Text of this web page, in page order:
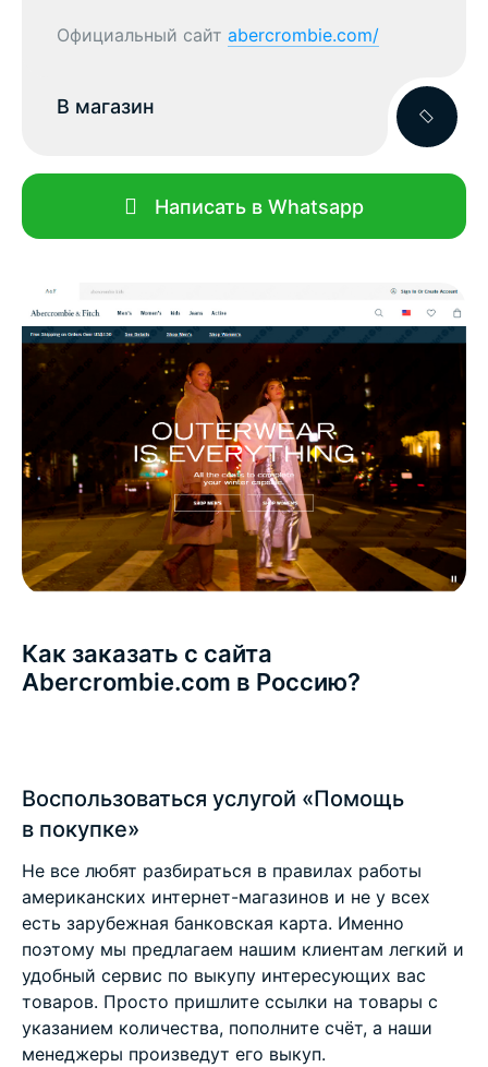
Официальный сайт abercrombie.com/
В магазин
Написать в Whatsapp
Как заказать с сайта
Abercrombie.com в Россию?
Воспользоваться услугой «Помощь
в покупке»
Не все любят разбираться в правилах работы
американских интернет-магазинов и не у всех
есть зарубежная банковская карта. Именно
поэтому мы предлагаем нашим клиентам легкий и
удобный сервис по выкупу интересующих вас
товаров. Просто пришлите ссылки на товары с
указанием количества, пополните счёт, а наши
менеджеры произведут его выкуп.